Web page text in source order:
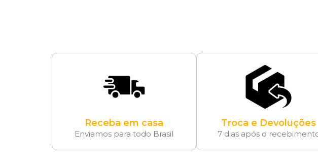
Receba em casa
Enviamos para todo Brasil
Troca e Devoluções
7 dias após o